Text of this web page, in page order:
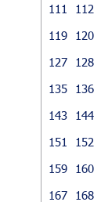
111
112
119
120
127
128
135
136
143
144
151
152
159
160
167
168